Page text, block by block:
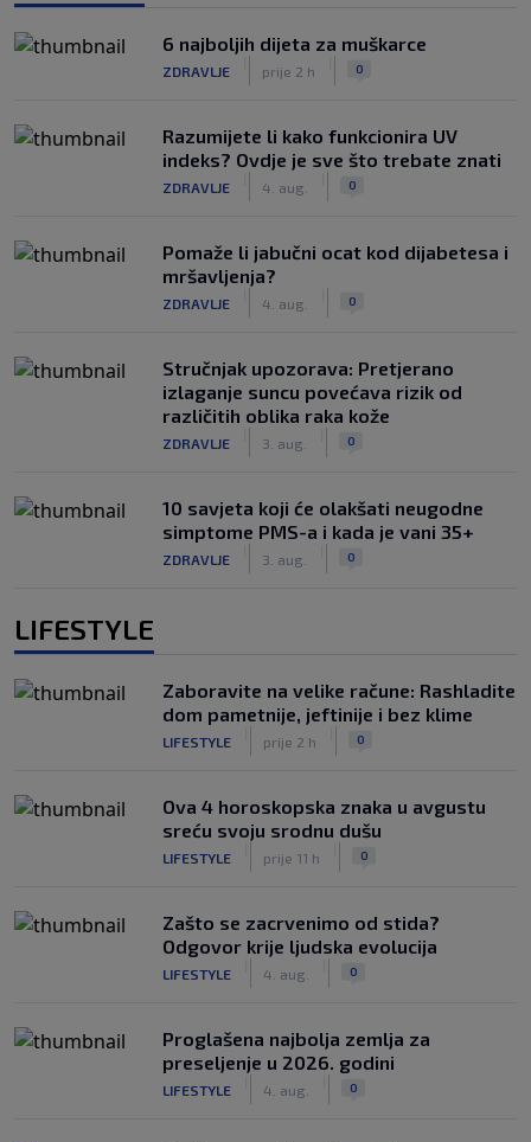
6 najboljih dijeta za muškarce
ZDRAVLJE prije 2 h 0
Razumijete li kako funkcionira UV
indeks? Ovdje je sve što trebate znati
ZDRAVLJE 4. aug. 0
Pomaže li jabučni ocat kod dijabetesa i
mršavljenja?
ZDRAVLJE 4. aug. 0
Stručnjak upozorava: Pretjerano
izlaganje suncu povećava rizik od
različitih oblika raka kože
ZDRAVLJE 3. aug. 0
10 savjeta koji će olakšati neugodne
simptome PMS-a i kada je vani 35+
ZDRAVLJE 3. aug. 0
LIFESTYLE
Zaboravite na velike račune: Rashladite
dom pametnije, jeftinije i bez klime
LIFESTYLE prije 2 h 0
Ova 4 horoskopska znaka u avgustu
sreću svoju srodnu dušu
LIFESTYLE prije 11 h 0
Zašto se zacrvenimo od stida?
Odgovor krije ljudska evolucija
LIFESTYLE 4. aug. 0
Proglašena najbolja zemlja za
preseljenje u 2026. godini
LIFESTYLE 4. aug. 0